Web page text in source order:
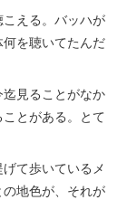
える。バッハが
を聴いてたんだ
見ることがなか
とがある。とて
て歩いているメ
地色が、それが